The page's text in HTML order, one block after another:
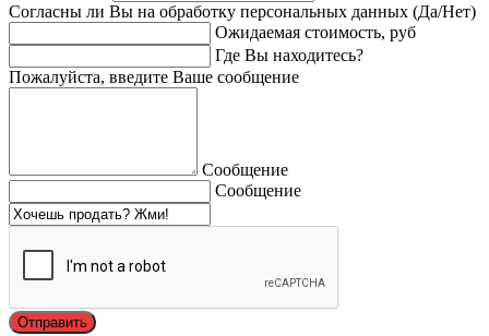
Согласны ли Вы на обработку персональных данных (Да/Нет)
Ожидаемая стоимость, руб
Где Вы находитесь?
Пожалуйста, введите Ваше сообщение
Сообщение
Сообщение